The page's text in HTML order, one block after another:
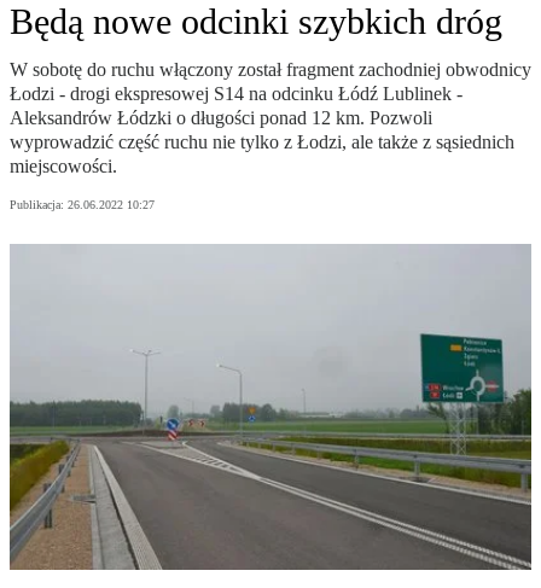
Będą nowe odcinki szybkich dróg
W sobotę do ruchu włączony został fragment zachodniej obwodnicy
Łodzi - drogi ekspresowej S14 na odcinku Łódź Lublinek -
Aleksandrów Łódzki o długości ponad 12 km. Pozwoli
wyprowadzić część ruchu nie tylko z Łodzi, ale także z sąsiednich
miejscowości.
Publikacja: 26.06.2022 10:27